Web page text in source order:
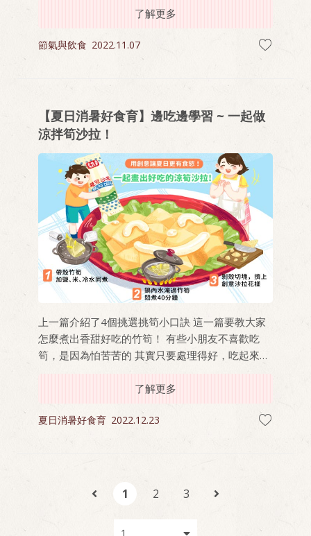
了解更多
節氣與飲食 2022.11.07
【夏日消暑好食育】邊吃邊學習 ~ 一起做
涼拌筍沙拉！
上一篇介紹了4個挑選挑筍小口訣 這一篇要教大家
怎麼煮出香甜好吃的竹筍！ 有些小朋友不喜歡吃
筍，是因為怕苦苦的 其實只要處理得好，吃起來就
會細嫩又甘甜！
了解更多
夏日消暑好食育 2022.12.23
1 2 3